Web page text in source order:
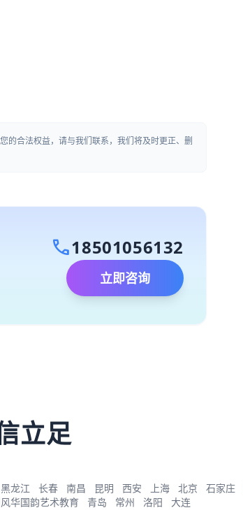
的合法权益，请与我们联系，我们将及时更正、删
call18501056132
立即咨询
立足
黑龙江 长春 南昌 昆明 西安 上海 北京 石家庄
华国韵艺术教育 青岛 常州 洛阳 大连